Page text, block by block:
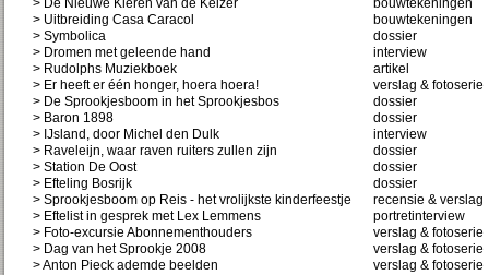
> De Nieuwe Kleren van de Keizer
bouwtekeningen
> Uitbreiding Casa Caracol
bouwtekeningen
> Symbolica
dossier
> Dromen met geleende hand
interview
> Rudolphs Muziekboek
artikel
> Er heeft er één honger, hoera hoera!
verslag & fotoserie
> De Sprookjesboom in het Sprookjesbos
dossier
> Baron 1898
dossier
> IJsland, door Michel den Dulk
interview
> Raveleijn, waar raven ruiters zullen zijn
dossier
> Station De Oost
dossier
> Efteling Bosrijk
dossier
> Sprookjesboom op Reis - het vrolijkste kinderfeestje
recensie & verslag
> Eftelist in gesprek met Lex Lemmens
portretinterview
> Foto-excursie Abonnementhouders
verslag & fotoserie
> Dag van het Sprookje 2008
verslag & fotoserie
> Anton Pieck ademde beelden
verslag & fotoserie